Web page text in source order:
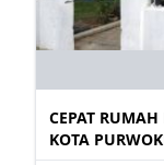
CEPAT
KOTA